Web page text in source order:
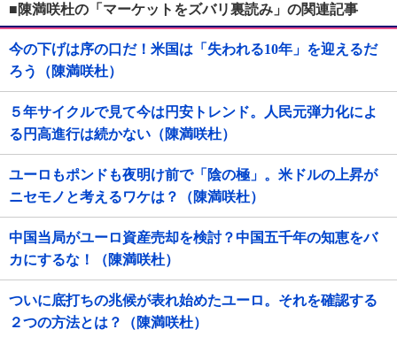
■陳満咲杜の「マーケットをズバリ裏読み」の関連記事
今の下げは序の口だ！米国は「失われる10年」を迎えるだ
ろう（陳満咲杜）
５年サイクルで見て今は円安トレンド。人民元弾力化によ
る円高進行は続かない（陳満咲杜）
ユーロもポンドも夜明け前で「陰の極」。米ドルの上昇が
ニセモノと考えるワケは？（陳満咲杜）
中国当局がユーロ資産売却を検討？中国五千年の知恵をバ
カにするな！（陳満咲杜）
ついに底打ちの兆候が表れ始めたユーロ。それを確認する
２つの方法とは？（陳満咲杜）